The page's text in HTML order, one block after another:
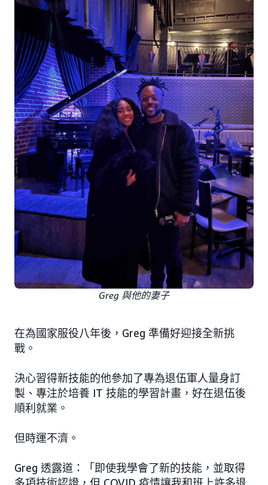
Greg 與他的妻子
在為國家服役八年後，Greg 準備好迎接全新挑
戰。
決心習得新技能的他參加了專為退伍軍人量身訂
製、專注於培養 IT 技能的學習計畫，好在退伍後
順利就業。
但時運不濟。
Greg 透露道：「即使我學會了新的技能，並取得